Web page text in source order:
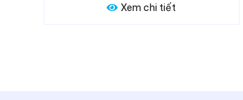
Xem chi tiết